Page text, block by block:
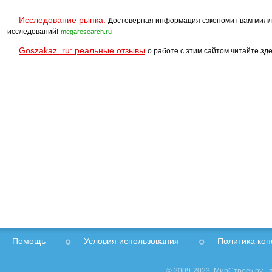
Исследование рынка.
Достоверная информация сэкономит вам
исследований! megaresearch.ru
Goszakaz. ru: реальные отзывы о работе с этим сайтом читайте
Помощь Условия использования Политика